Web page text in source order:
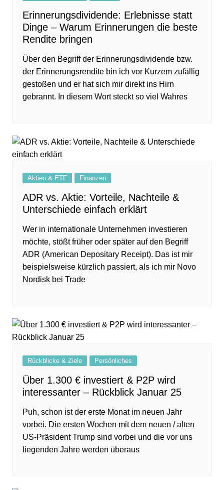
Erinnerungsdividende: Erlebnisse statt
Dinge – Warum Erinnerungen die beste
Rendite bringen
Über den Begriff der Erinnerungsdividende bzw.
der Erinnerungsrendite bin ich vor Kurzem zufällig
gestoßen und er hat sich mir direkt ins Hirn
gebrannt. In diesem Wort steckt so viel Wahres
Aktien & ETF Finanzen
ADR vs. Aktie: Vorteile, Nachteile &
Unterschiede einfach erklärt
Wer in internationale Unternehmen investieren
möchte, stößt früher oder später auf den Begriff
ADR (American Depositary Receipt). Das ist mir
beispielsweise kürzlich passiert, als ich mir Novo
Nordisk bei Trade
Rückblicke & Ziele Persönliches
Über 1.300 € investiert & P2P wird
interessanter – Rückblick Januar 25
Puh, schon ist der erste Monat im neuen Jahr
vorbei. Die ersten Wochen mit dem neuen / alten
US-Präsident Trump sind vorbei und die vor uns
liegenden Jahre werden überaus